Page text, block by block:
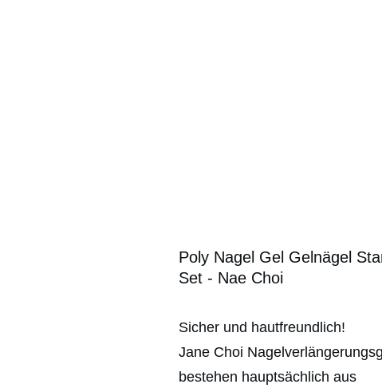
Poly Nagel Gel Gelnägel
Set - Nae Choi
Sicher und hautfreundlich!
Jane Choi
bestehen hauptsächlich aus